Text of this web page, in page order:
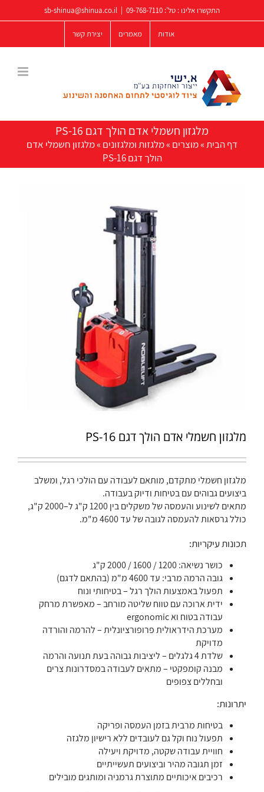
לתוכן
התקשרו אלינו : טל': 09-768-7110
sb-shinua@shinua.co.il
אודות מאמרים יצירת קשר
מלגזון חשמלי אדם הולך דגם PS-16
דף הבית»מוצרים »מלגזות ומלגזונים »מלגזון חשמלי אדם
הולך דגם PS-16
מלגזון חשמלי אדם הולך דגם PS-16
מלגזון חשמלי מתקדם, מותאם לעבודה עם הולכי רגל, ומשלב
ביצועים גבוהים עם בטיחות ודיוק בעבודה.
מתאים לשינוע והעמסה של משקלים בין 1200 ק"ג ל–2000 ק"ג,
כולל גרסאות להעמסה לגובה של עד 4600 מ"מ.
תכונות עיקריות:
כושר נשיאה: 1200 / 1600 / 2000 ק"ג
גובה הרמה מרבי: עד 4600 מ"מ (בהתאם לדגם)
תפעול באמצעות הולך רגל – בטיחותי ונוח
ידית ארוכה עם טווח שליטה מורחב – מאפשרת מרחק
עבודה בטוח וא ergonomic
מערכת הידראולית פרופורציונלית – להרמה והורדה
מדויקת
שלדת 4 גלגלים – ליציבות גבוהה בעת תנועה והרמה
מבנה קומפקטי – מתאים לעבודה במסדרונות צרים
ובחללים צפופים
יתרונות:
בטיחות מרבית בזמן העמסה ופריקה
תפעול נוח וקל גם לעובדים ללא רישיון מלגזה
חוויית עבודה שקטה, מדויקת ויעילה
זמן תגובה מהיר וביצועים תעשייתיים
רכיבים איכותיים מתוצרת גרמניה ומותגים מובילים